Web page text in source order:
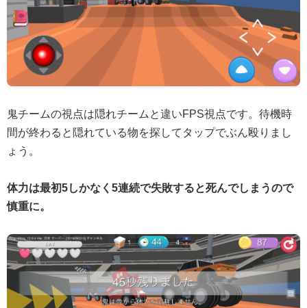
鬼チームの視点は隠れチームと違いFPS視点です。待機時
間が終わると隠れている物を探してタップでぶん殴りまし
ょう。
体力は最初5しかなく5連続で失敗すると死んでしまうので
慎重に。